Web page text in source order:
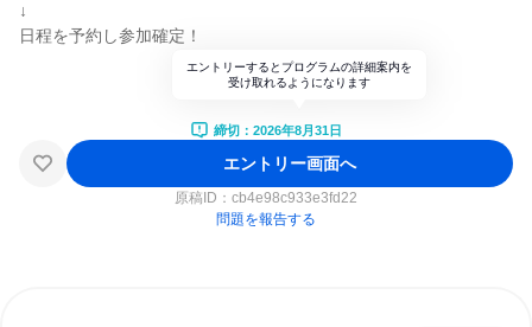
↓
日程を予約し参加確定！
エントリーするとプログラムの詳細案内を
受け取れるようになります
締切：2026年8月31日
エントリー画面へ
原稿ID： cb4e98c933e3fd22
問題を報告する